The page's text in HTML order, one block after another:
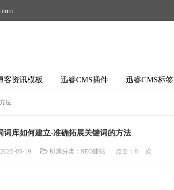
客资讯模板 迅睿CMS插件 迅睿CMS标签
法
词库如何建立-准确拓展关键词的方法
05-19 所属分类： SEO建站 点击： 0 次